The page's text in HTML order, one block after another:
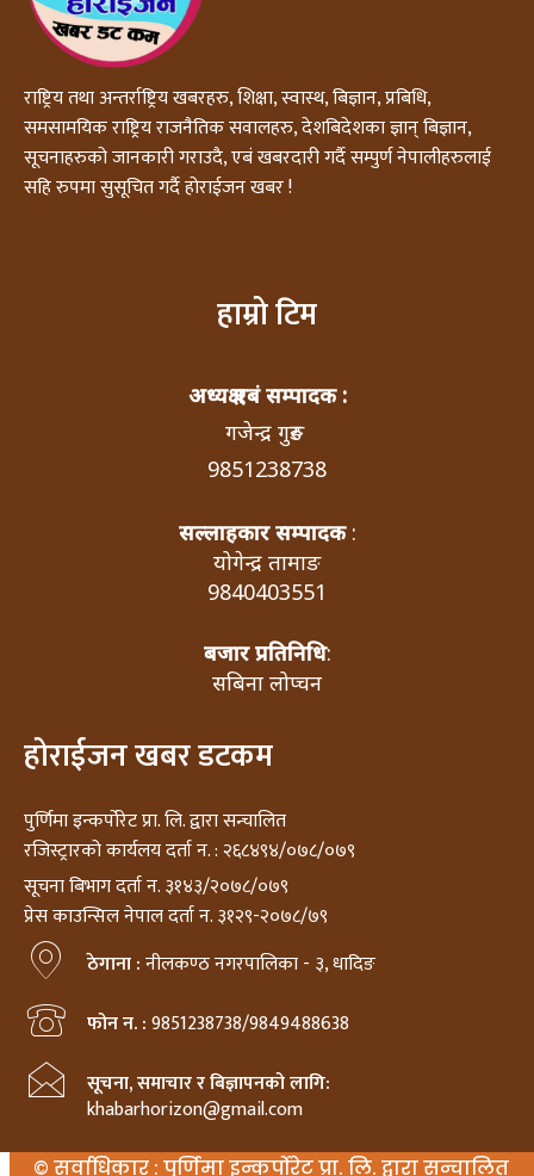
राष्ट्रिय तथा अन्तर्राष्ट्रिय खबरहरु, शिक्षा, स्वास्थ, बिज्ञान, प्रबिधि,
समसामयिक राष्ट्रिय राजनैतिक सवालहरु, देशबिदेशका ज्ञान् बिज्ञान,
सूचनाहरुको जानकारी गराउदै, एबं खबरदारी गर्दै सम्पुर्ण नेपालीहरुलाई
सहि रुपमा सुसूचित गर्दै होराईजन खबर !
हाम्रो टिम
अध्यक्ष एबं सम्पादक :
गजेन्द्र गुरुङ
9851238738
सल्लाहकार सम्पादक:
योगेन्द्र तामाङ
9840403551
बजार प्रतिनिधि:
सबिना लोप्चन
होराईजन खबर डटकम
पुर्णिमा इन्कर्पोरेट प्रा. लि. द्वारा सन्चालित
रजिस्ट्रारको कार्यलय दर्ता न. : २६८४९४/०७८/०७९
सूचना बिभाग दर्ता न. ३१४३/२०७८/०७९
प्रेस काउन्सिल नेपाल दर्ता न. ३१२९-२०७८/७९
ठेगाना :नीलकण्ठ नगरपालिका - ३, धादिङ
फोन न. :9851238738/9849488638
सूचना, समाचार र बिज्ञापनको लागि:
khabarhorizon@gmail.com
© सर्वाधिकार : पुर्णिमा इन्कर्पोरेट प्रा. लि. द्वारा सन्चालित